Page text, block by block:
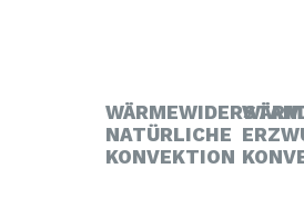
NATÜRLICHE
KONVEKTION